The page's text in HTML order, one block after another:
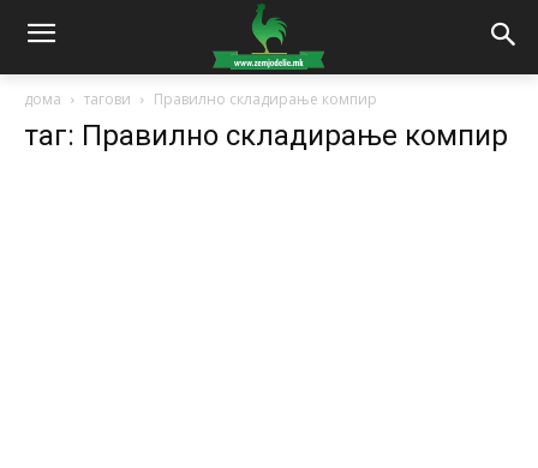
дома тагови Правилно складирање компир
таг: Правилно складирање компир